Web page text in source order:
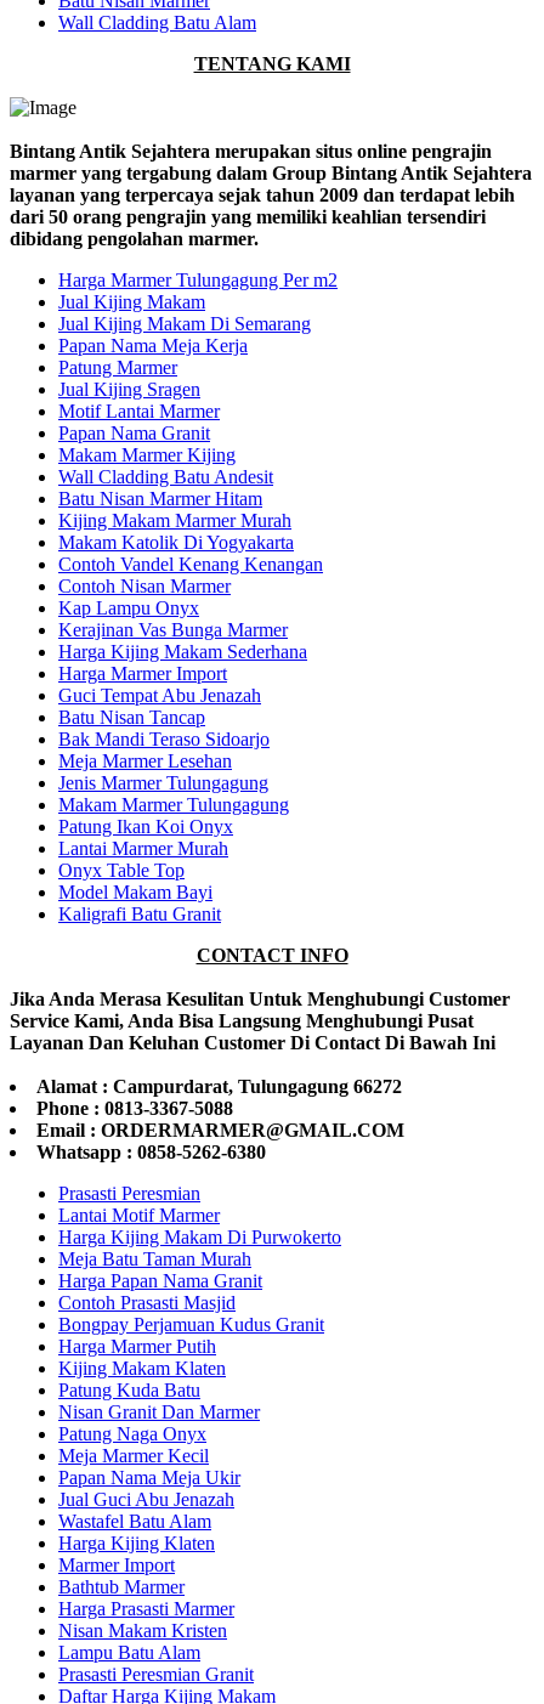
Wall Cladding Batu Alam
TENTANG KAMI
Bintang Antik Sejahtera merupakan situs online pengrajin
marmer yang tergabung dalam Group Bintang Antik Sejahtera
layanan yang terpercaya sejak tahun 2009 dan terdapat lebih
dari 50 orang pengrajin yang memiliki keahlian tersendiri
dibidang pengolahan marmer.
Harga Marmer Tulungagung Per m2
Jual Kijing Makam
Jual Kijing Makam Di Semarang
Papan Nama Meja Kerja
Patung Marmer
Jual Kijing Sragen
Motif Lantai Marmer
Papan Nama Granit
Makam Marmer Kijing
Wall Cladding Batu Andesit
Batu Nisan Marmer Hitam
Kijing Makam Marmer Murah
Makam Katolik Di Yogyakarta
Contoh Vandel Kenang Kenangan
Contoh Nisan Marmer
Kap Lampu Onyx
Kerajinan Vas Bunga Marmer
Harga Kijing Makam Sederhana
Harga Marmer Import
Guci Tempat Abu Jenazah
Batu Nisan Tancap
Bak Mandi Teraso Sidoarjo
Meja Marmer Lesehan
Jenis Marmer Tulungagung
Makam Marmer Tulungagung
Patung Ikan Koi Onyx
Lantai Marmer Murah
Onyx Table Top
Model Makam Bayi
Kaligrafi Batu Granit
CONTACT INFO
Jika Anda Merasa Kesulitan Untuk Menghubungi Customer
Service Kami, Anda Bisa Langsung Menghubungi Pusat
Layanan Dan Keluhan Customer Di Contact Di Bawah Ini
Alamat : Campurdarat, Tulungagung 66272
Phone : 0813-3367-5088
Email : ORDERMARMER@GMAIL.COM
Whatsapp : 0858-5262-6380
Prasasti Peresmian
Lantai Motif Marmer
Harga Kijing Makam Di Purwokerto
Meja Batu Taman Murah
Harga Papan Nama Granit
Contoh Prasasti Masjid
Bongpay Perjamuan Kudus Granit
Harga Marmer Putih
Kijing Makam Klaten
Patung Kuda Batu
Nisan Granit Dan Marmer
Patung Naga Onyx
Meja Marmer Kecil
Papan Nama Meja Ukir
Jual Guci Abu Jenazah
Wastafel Batu Alam
Harga Kijing Klaten
Marmer Import
Bathtub Marmer
Harga Prasasti Marmer
Nisan Makam Kristen
Lampu Batu Alam
Prasasti Peresmian Granit
Daftar Harga Kijing Makam